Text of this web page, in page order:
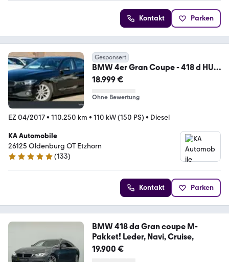
Kontakt Parken
Gesponsert
BMW 4er Gran Coupe - 418 d HUD
Navi AHK Kamera
18.999 €
Ohne Bewertung
EZ 04/2017• 110.250 km • 110 kW (150 PS) • Diesel
KA Automobile
26125 Oldenburg OT Etzhorn
4.9 Sterne
(133)
Kontakt Parken
BMW 418 da Gran coupe M-
Pakket! Leder, Navi, Cruise,
19.900 €